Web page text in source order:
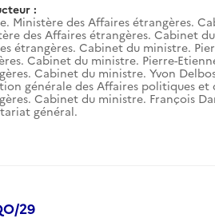
:
Ministère des Affaires étrangères.
des Affaires étrangères. Cabinet
étrangères. Cabinet du ministre.
Cabinet du ministre. Pierre-
Cabinet du ministre. Yvon
générale des Affaires politiques et
Cabinet du ministre. François
général.
29